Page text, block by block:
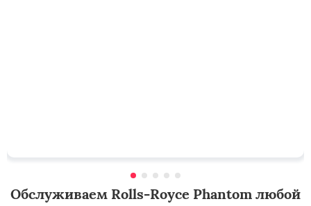
Обслуживаем Rolls-Royce Phantom любой